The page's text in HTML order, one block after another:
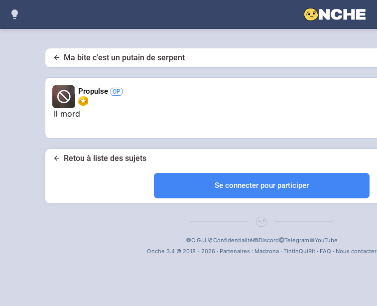
Ma bite c'est un putain de serpent
Propulse
Il mord
Retou à liste des sujets
Se connecter pour participer
C.G.U. Confidentialité Discord Telegram
YouTube
Onche 3.4 © 2018 - 2026 · Partenaires : Madzona ·TintinQuiRit · FAQ · Nous contacter